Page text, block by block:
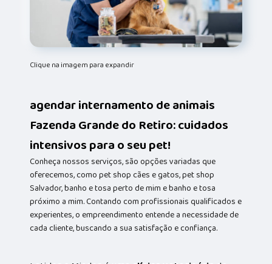
Clique na imagem para expandir
agendar internamento de animais
Fazenda Grande do Retiro: cuidados
intensivos para o seu pet!
Conheça nossos serviços, são opções variadas que
oferecemos, como pet shop cães e gatos, pet shop
Salvador, banho e tosa perto de mim e banho e tosa
próximo a mim. Contando com profissionais qualificados e
experientes, o empreendimento entende a necessidade de
cada cliente, buscando a sua satisfação e confiança.